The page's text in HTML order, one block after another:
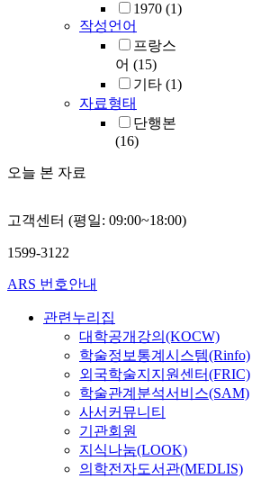
1970 (1)
작성언어
프랑스
어 (15)
기타 (1)
자료형태
단행본
(16)
오늘 본 자료
고객센터 (평일: 09:00~18:00)
1599-3122
ARS 번호안내
관련누리집
대학공개강의(KOCW)
학술정보통계시스템(Rinfo)
외국학술지지원센터(FRIC)
학술관계분석서비스(SAM)
사서커뮤니티
기관회원
지식나눔(LOOK)
의학전자도서관(MEDLIS)